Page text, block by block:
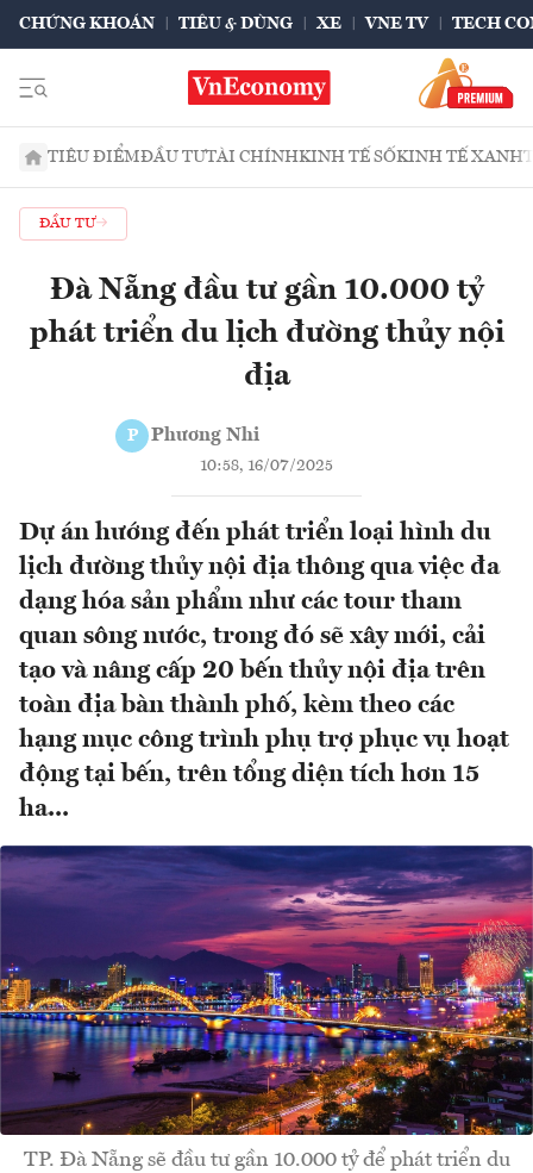
CHỨNG KHOÁN TIÊU & DÙNG XE VNE TV TECH
TIÊU ĐIỂMĐẦU TƯTÀI CHÍNHKINH TẾ SỐKINH TẾ XANH
ĐẦU TƯ
Đà Nẵng đầu tư gần 10.000 tỷ
phát triển du lịch đường thủy nội
địa
P Phương Nhi
10:58, 16/07/2025
Dự án hướng đến phát triển loại hình du
lịch đường thủy nội địa thông qua việc đa
dạng hóa sản phẩm như các tour tham
quan sông nước, trong đó sẽ xây mới, cải
tạo và nâng cấp 20 bến thủy nội địa trên
toàn địa bàn thành phố, kèm theo các
hạng mục công trình phụ trợ phục vụ hoạt
động tại bến, trên tổng diện tích hơn 15
ha...
TP. Đà Nẵng sẽ đầu tư gần 10.000 tỷ để phát triển du